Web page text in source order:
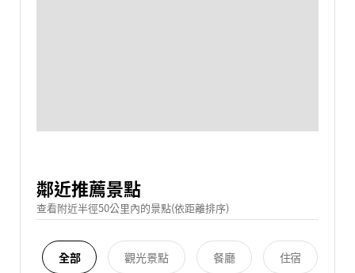
鄰近推薦景點
查看附近半徑50公里內的景點(依距離排序)
全部 觀光景點 餐廳 住宿